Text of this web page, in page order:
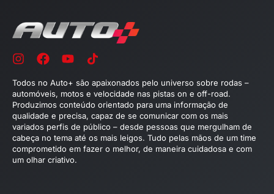
Todos no Auto+ são apaixonados pelo universo sobre rodas –
automóveis, motos e velocidade nas pistas on e off-road.
Produzimos conteúdo orientado para uma informação de
qualidade e precisa, capaz de se comunicar com os mais
variados perfis de público – desde pessoas que mergulham de
cabeça no tema até os mais leigos. Tudo pelas mãos de um time
comprometido em fazer o melhor, de maneira cuidadosa e com
um olhar criativo.